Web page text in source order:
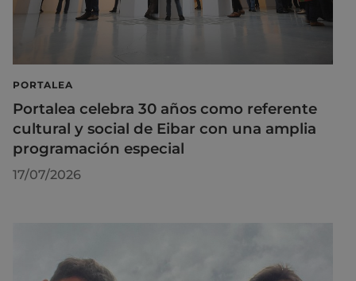
PORTALEA
Portalea celebra 30 años como referente
cultural y social de Eibar con una amplia
programación especial
17/07/2026